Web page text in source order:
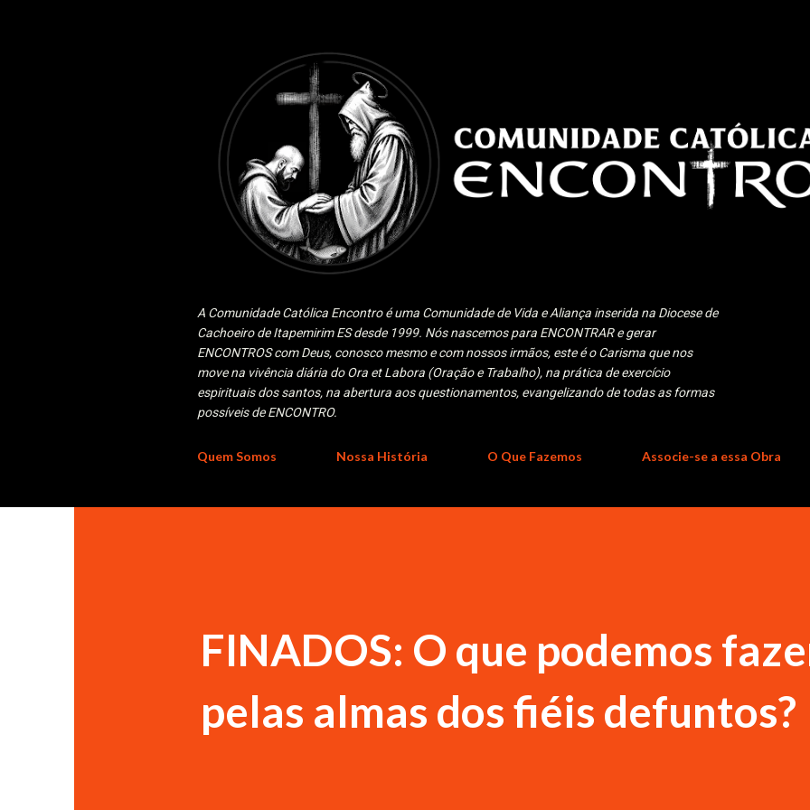
A Comunidade Católica Encontro é uma Comunidade de Vida e Aliança inserida na Diocese de
Cachoeiro de Itapemirim ES desde 1999. Nós nascemos para ENCONTRAR e gerar
ENCONTROS com Deus, conosco mesmo e com nossos irmãos, este é o Carisma que nos
move na vivência diária do Ora et Labora (Oração e Trabalho), na prática de exercício
espirituais dos santos, na abertura aos questionamentos, evangelizando de todas as formas
possíveis de ENCONTRO.
Quem Somos Nossa História O Que Fazemos Associe-se a essa Obra
FINADOS: O que podemos
pelas almas dos fiéis defuntos?